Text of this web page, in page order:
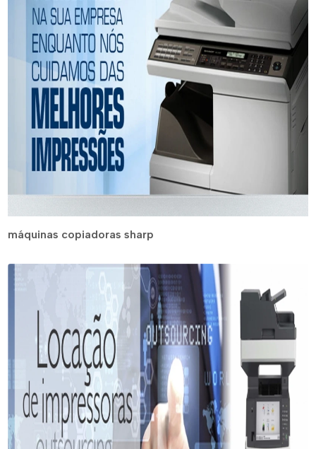
máquinas copiadoras sharp